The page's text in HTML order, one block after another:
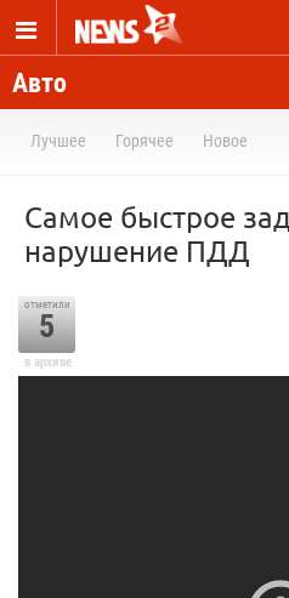
Авто
Лучшее Горячее Новое
Самое быстрое
нарушение ПДД
отметили
5
в архиве